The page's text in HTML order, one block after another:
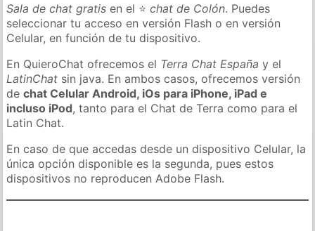
Sala de chat gratis en el ⭐chat de Colón. Puedes
seleccionar tu acceso en versión Flash o en versión
Celular, en función de tu dispositivo.
En QuieroChat ofrecemos el Terra Chat España y el
LatinChat sin java. En ambos casos, ofrecemos versión
dechat Celular Android, iOs para iPhone, iPad e
incluso iPod, tanto para el Chat de Terra como para el
Latin Chat.
En caso de que accedas desde un dispositivo Celular, la
única opción disponible es la segunda, pues estos
dispositivos no reproducen Adobe Flash.